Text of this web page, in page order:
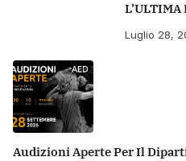
L’ULTIMA
Luglio 28,
Audizioni Aperte Per Il